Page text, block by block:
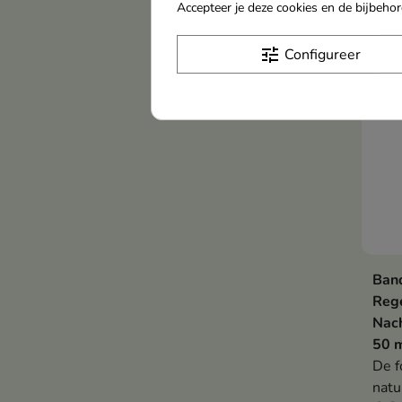
50
De
Accepteer je deze cookies en de
tune Configureer